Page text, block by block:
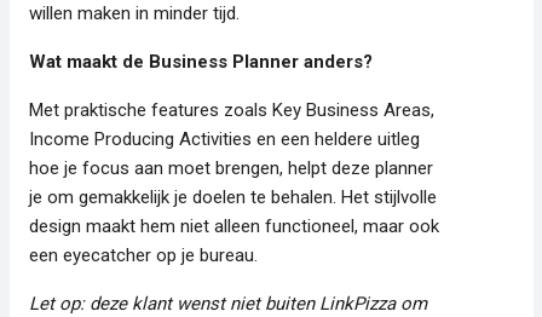
willen maken in minder tijd.
Wat maakt de Business Planner anders?
Met praktische features zoals Key Business Areas,
Income Producing Activities en een heldere uitleg
hoe je focus aan moet brengen, helpt deze planner
je om gemakkelijk je doelen te behalen. Het stijlvolle
design maakt hem niet alleen functioneel, maar ook
een eyecatcher op je bureau.
Let op: deze klant wenst niet buiten LinkPizza om